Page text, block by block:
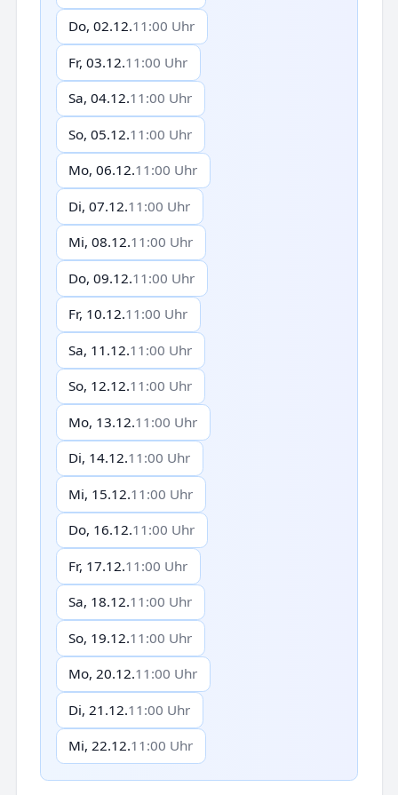
Do, 02.12.11:00 Uhr
Fr, 03.12.11:00 Uhr
Sa, 04.12.11:00 Uhr
So, 05.12.11:00 Uhr
Mo, 06.12.11:00 Uhr
Di, 07.12.11:00 Uhr
Mi, 08.12.11:00 Uhr
Do, 09.12.11:00 Uhr
Fr, 10.12.11:00 Uhr
Sa, 11.12.11:00 Uhr
So, 12.12.11:00 Uhr
Mo, 13.12.11:00 Uhr
Di, 14.12.11:00 Uhr
Mi, 15.12.11:00 Uhr
Do, 16.12.11:00 Uhr
Fr, 17.12.11:00 Uhr
Sa, 18.12.11:00 Uhr
So, 19.12.11:00 Uhr
Mo, 20.12.11:00 Uhr
Di, 21.12.11:00 Uhr
Mi, 22.12.11:00 Uhr